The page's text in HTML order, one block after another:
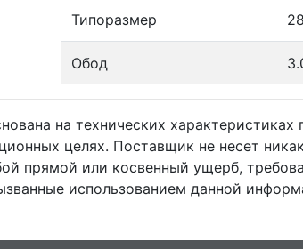
Типоразмер
Обод
на технических
целях. Поставщик не несет
прямой или косвенный ущерб,
использованием данной